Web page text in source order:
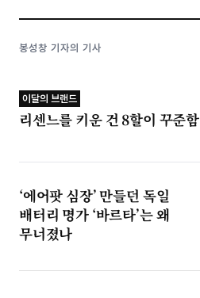
봉성창 기자의 기사
이달의 브랜드
리센느를 키운 건 8할이 꾸준함
‘에어팟 심장’ 만들던 독일
배터리 명가 ‘바르타’는 왜
무너졌나